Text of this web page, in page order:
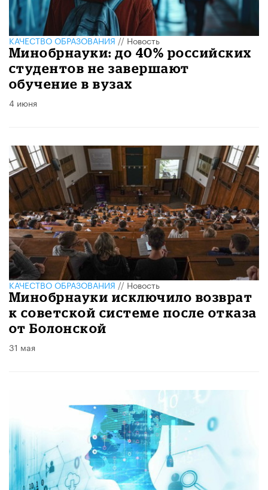
КАЧЕСТВО ОБРАЗОВАНИЯ//Новость
Минобрнауки: до 40% российских
студентов не завершают
обучение в вузах
4 июня
КАЧЕСТВО ОБРАЗОВАНИЯ//Новость
Минобрнауки исключило возврат
к советской системе после отказа
от Болонской
31 мая